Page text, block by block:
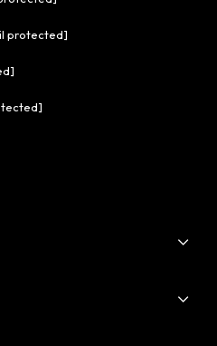
protected]